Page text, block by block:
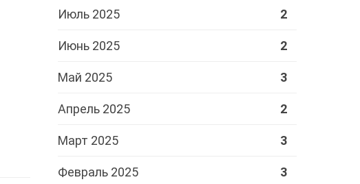
Июль 2025 2
Июнь 2025 2
Май 2025 3
Апрель 2025 2
Март 2025 3
Февраль 2025 3